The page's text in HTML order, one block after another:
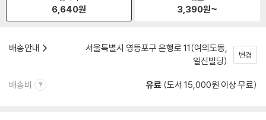
6,640원 3,390원~
배송안내
서울특별시 영등포구 은행로 11(여의도동,
일신빌딩)
변경
배송비 유료 (도서 15,000원 이상 무료)